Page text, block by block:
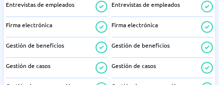
Entrevistas de empleados
Firma electrónica
Gestión de beneficios
Gestión de casos
Entrevistas de empleados
Firma electrónica
Gestión de beneficios
Gestión de casos